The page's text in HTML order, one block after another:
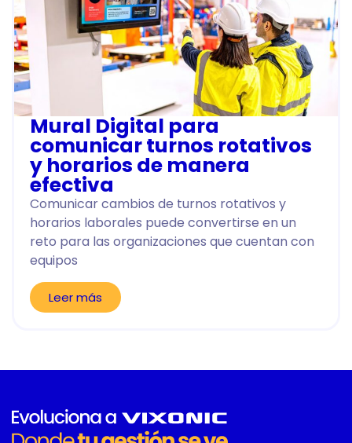
Mural Digital para
comunicar turnos rotativos
y horarios de manera
efectiva
Comunicar cambios de turnos rotativos y
horarios laborales puede convertirse en un
reto para las organizaciones que cuentan con
equipos
Leer más